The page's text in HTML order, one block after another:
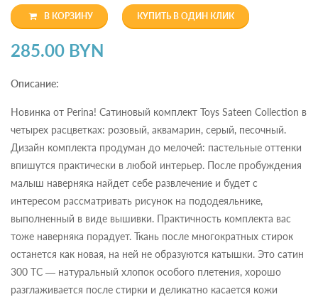
В КОРЗИНУ КУПИТЬ В ОДИН КЛИК
285.00 BYN
Описание:
Новинка от Perina! Сатиновый комплект Toys Sateen Collection в
четырех расцветках: розовый, аквамарин, серый, песочный.
Дизайн комплекта продуман до мелочей: пастельные оттенки
впишутся практически в любой интерьер. После пробуждения
малыш наверняка найдет себе развлечение и будет с
интересом рассматривать рисунок на пододеяльнике,
выполненный в виде вышивки. Практичность комплекта вас
тоже наверняка порадует. Ткань после многократных стирок
останется как новая, на ней не образуются катышки. Это сатин
300 ТС — натуральный хлопок особого плетения, хорошо
разглаживается после стирки и деликатно касается кожи